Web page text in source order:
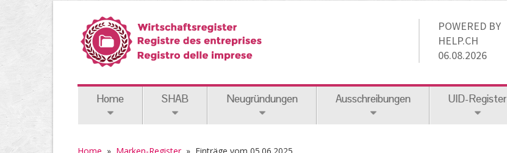
POWERED BY
HELP.CH
06.08.2026
Home SHAB Neugründungen Ausschreibungen UID-Register